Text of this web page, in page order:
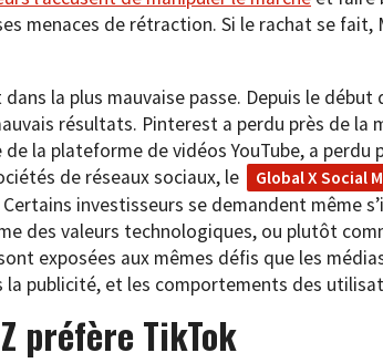
menaces de rétraction. Si le rachat se
la plus mauvaise passe. Depuis le début
résultats. Pinterest a perdu près de la
la plateforme de vidéos YouTube, a perdu
de réseaux sociaux, le
Global X Social
investisseurs se demandent même
des valeurs technologiques, ou plutôt
exposées aux mêmes défis que les
la publicité, et les comportements des
préfère TikTok